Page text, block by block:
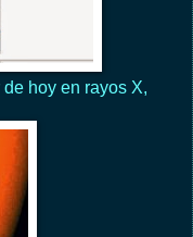
hoy en rayos X,